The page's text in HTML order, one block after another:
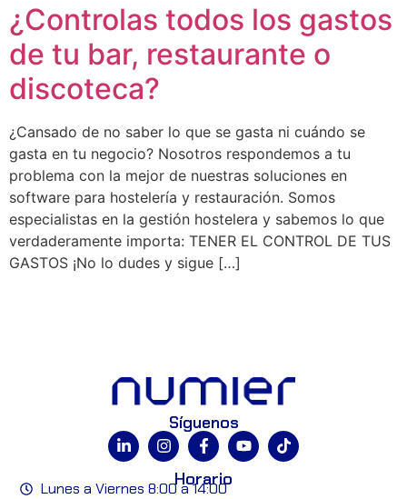
¿Controlas todos los gastos
de tu bar, restaurante o
discoteca?
¿Cansado de no saber lo que se gasta ni cuándo se
gasta en tu negocio? Nosotros respondemos a tu
problema con la mejor de nuestras soluciones en
software para hostelería y restauración. Somos
especialistas en la gestión hostelera y sabemos lo que
verdaderamente importa: TENER EL CONTROL DE TUS
GASTOS ¡No lo dudes y sigue […]
Síguenos
Horario
Lunes a Viernes 8:00 a 14:00